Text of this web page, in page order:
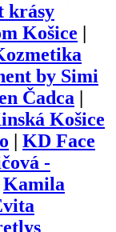
krásy
Košice
by Simi
Čadca
Košice
KD Face
-
Kamila